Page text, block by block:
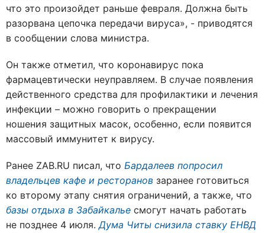
что это произойдет раньше февраля. Должна быть
разорвана цепочка передачи вируса», - приводятся
в сообщении слова министра.
Он также отметил, что коронавирус пока
фармацевтически неуправляем. В случае появления
действенного средства для профилактики и лечения
инфекции – можно говорить о прекращении
ношения защитных масок, особенно, если появится
массовый иммунитет к вирусу.
Ранее ZAB.RU писал, что Бардалеев попросил
владельцев кафе и ресторанов заранее готовиться
ко второму этапу снятия ограничений, а также, что
базы отдыха в Забайкалье смогут начать работать
не позднее 4 июля.Дума Читы снизила ставку ЕНВД